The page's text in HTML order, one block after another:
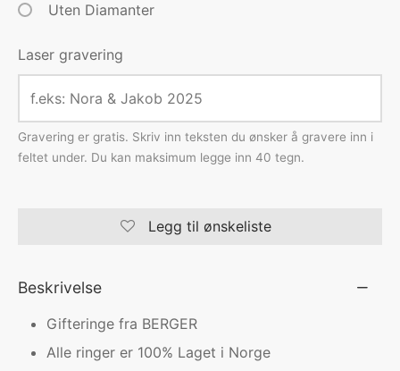
Uten Diamanter
Laser gravering
Gravering er gratis. Skriv inn teksten du ønsker å gravere inn i
feltet under. Du kan maksimum legge inn 40 tegn.
Legg til ønskeliste
Beskrivelse
Gifteringe fra BERGER
Alle ringer er 100% Laget i Norge